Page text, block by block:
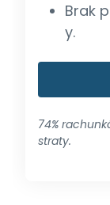
Brak
y.
74%
straty.